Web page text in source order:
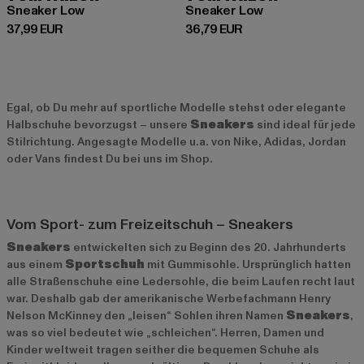
Sneaker Low
37,99 EUR
Derzeitiger Preis: 37,99 EUR
Sneaker Low
36,79 EUR
Derzeitiger Preis: 36,79 EUR
Egal, ob Du mehr auf sportliche Modelle stehst oder elegante
Halbschuhe bevorzugst – unsere Sneakers sind ideal für jede
Stilrichtung. Angesagte Modelle u.a. von Nike, Adidas, Jordan
oder Vans findest Du bei uns im Shop.
Vom Sport- zum Freizeitschuh – Sneakers
Sneakers entwickelten sich zu Beginn des 20. Jahrhunderts
aus einem Sportschuh mit Gummisohle. Ursprünglich hatten
alle Straßenschuhe eine Ledersohle, die beim Laufen recht laut
war. Deshalb gab der amerikanische Werbefachmann Henry
Nelson McKinney den „leisen“ Sohlen ihren Namen Sneakers,
was so viel bedeutet wie „schleichen“. Herren, Damen und
Kinder weltweit tragen seither die bequemen Schuhe als